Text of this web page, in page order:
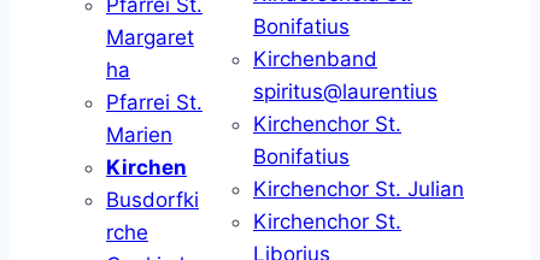
Pfarrei St.
Margaret
ha
Pfarrei St.
Marien
Kirchen
Busdorfki
rche
Bonifatius
Kirchenband
spiritus@laurentius
Kirchenchor St.
Bonifatius
Kirchenchor St. Julian
Kirchenchor St.
Liborius